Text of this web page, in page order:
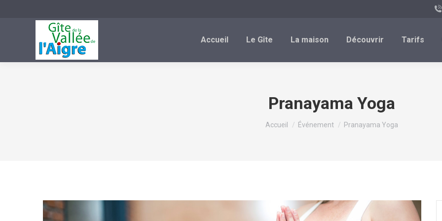
Accueil Le Gîte La maison Découvrir Tarifs
Pranayama Yoga
Vous êtes ici :
Accueil Événement Pranayama Yoga